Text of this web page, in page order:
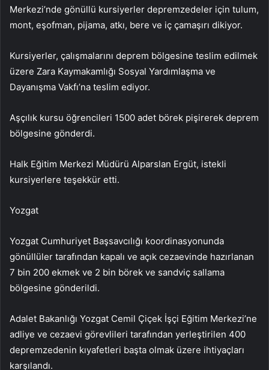
Merkezi’nde gönüllü kursiyerler depremzedeler için tulum,
mont, eşofman, pijama, atkı, bere ve iç çamaşırı dikiyor.
Kursiyerler, çalışmalarını deprem bölgesine teslim edilmek
üzere Zara Kaymakamlığı Sosyal Yardımlaşma ve
Dayanışma Vakfı’na teslim ediyor.
Aşçılık kursu öğrencileri 1500 adet börek pişirerek deprem
bölgesine gönderdi.
Halk Eğitim Merkezi Müdürü Alparslan Ergüt, istekli
kursiyerlere teşekkür etti.
Yozgat
Yozgat Cumhuriyet Başsavcılığı koordinasyonunda
gönüllüler tarafından kapalı ve açık cezaevinde hazırlanan
7 bin 200 ekmek ve 2 bin börek ve sandviç sallama
bölgesine gönderildi.
Adalet Bakanlığı Yozgat Cemil Çiçek İşçi Eğitim Merkezi’ne
adliye ve cezaevi görevlileri tarafından yerleştirilen 400
depremzedenin kıyafetleri başta olmak üzere ihtiyaçları
karşılandı.